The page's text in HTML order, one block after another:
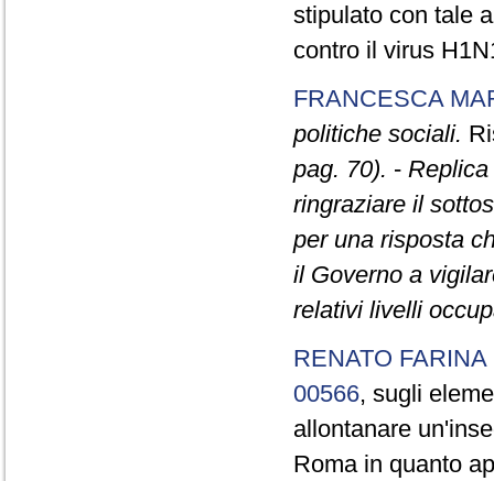
stipulato con tale
contro il virus
FRANCESCA
politiche sociali.
pag. 70). -
ringraziare il
per una risposta
il Governo a
relativi livelli
RENATO FARINA
00566, sugli
allontanare
Roma in quanto